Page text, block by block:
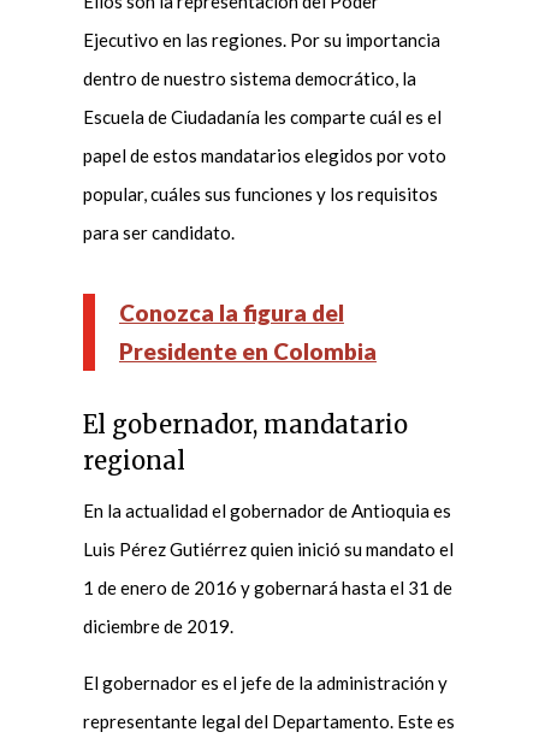
Ejecutivo en las regiones. Por su importancia
dentro de nuestro sistema democrático, la
Escuela de Ciudadanía les comparte cuál es el
papel de estos mandatarios elegidos por voto
popular, cuáles sus funciones y los requisitos
para ser candidato.
Conozca la figura del
Presidente en Colombia
El gobernador, mandatario
regional
En la actualidad el gobernador de Antioquia es
Luis Pérez Gutiérrez quien inició su mandato el
1 de enero de 2016 y gobernará hasta el 31 de
diciembre de 2019.
El gobernador es el jefe de la administración y
representante legal del Departamento. Este es